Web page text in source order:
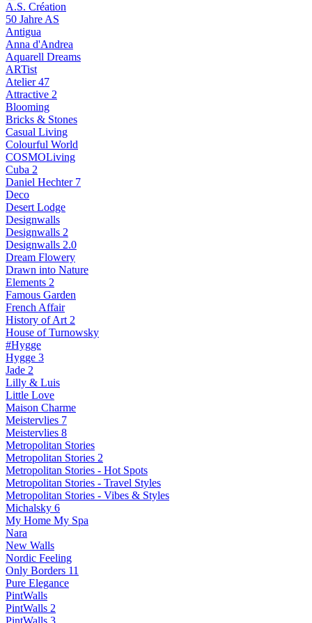
A.S. Création
50 Jahre AS
Antigua
Anna d'Andrea
Aquarell Dreams
ARTist
Atelier 47
Attractive 2
Blooming
Bricks & Stones
Casual Living
Colourful World
COSMOLiving
Cuba 2
Daniel Hechter 7
Deco
Desert Lodge
Designwalls
Designwalls 2
Designwalls 2.0
Dream Flowery
Drawn into Nature
Elements 2
Famous Garden
French Affair
History of Art 2
House of Turnowsky
#Hygge
Hygge 3
Jade 2
Lilly & Luis
Little Love
Maison Charme
Meistervlies 7
Meistervlies 8
Metropolitan Stories
Metropolitan Stories 2
Metropolitan Stories - Hot Spots
Metropolitan Stories - Travel Styles
Metropolitan Stories - Vibes & Styles
Michalsky 6
My Home My Spa
Nara
New Walls
Nordic Feeling
Only Borders 11
Pure Elegance
PintWalls
PintWalls 2
PintWalls 3